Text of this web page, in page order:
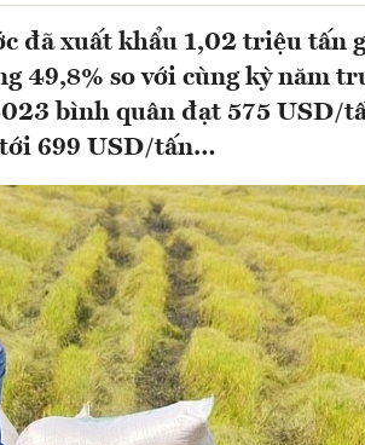
đã xuất khẩu 1,02 triệu tấn
49,8% so với cùng kỳ năm
bình quân đạt 575 USD/
699 USD/tấn…